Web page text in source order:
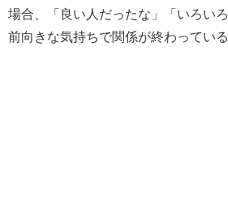
場合、「良い人だったな」「いろい
前向きな気持ちで関係が終わってい